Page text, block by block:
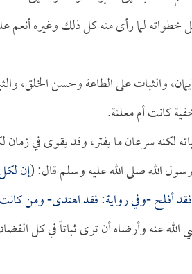
خطواته لما رأى منه كل ذلك وغيره أنعم
والثبات على الطاعة وحسن الخلق،
كانت أم معلنة.
لكنه سرعان ما يفتر، وقد يقوى في
الله صلى الله عليه وسلم قال: (إن
-وفي رواية: فقد اهتدى- ومن كانت
عنه وأرضاه أن ترى ثباتاً في كل